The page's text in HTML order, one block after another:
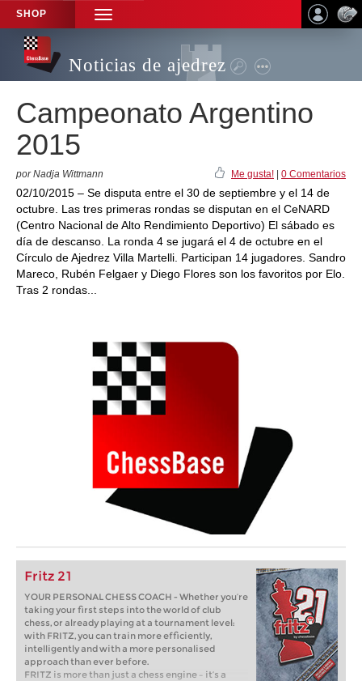
SHOP
TOGGLE
NAVIGATION
Noticias de ajedrez
Campeonato Argentino
2015
por Nadja Wittmann Me gusta! 0 Comentarios
02/10/2015 – Se disputa entre el 30 de septiembre y el 14 de
octubre. Las tres primeras rondas se disputan en el CeNARD
(Centro Nacional de Alto Rendimiento Deportivo) El sábado es
día de descanso. La ronda 4 se jugará el 4 de octubre en el
Círculo de Ajedrez Villa Martelli. Participan 14 jugadores. Sandro
Mareco, Rubén Felgaer y Diego Flores son los favoritos por Elo.
Tras 2 rondas...
Fritz 21
YOUR PERSONAL CHESS COACH - Whether you’re
taking your first steps into the world of club
chess, or already playing at a tournament level:
with FRITZ, you can train more efficiently,
intelligently and with a more personalised
approach than ever before.
FRITZ is more than just a chess engine – it’s a